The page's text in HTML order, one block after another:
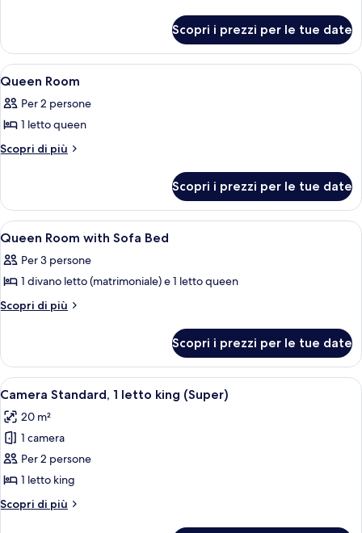
Room
Accessible
Room
Scopri i prezzi per le tue date
Apri
tutte
le
foto
per
Una hall d'hotel moderna con una
1
Queen Room
Per 2 persone
1 letto queen
Scopri di più
Altri
Room
Scopri i prezzi per le tue date
Apri
tutte
le
foto
per
with
Sofa
Bed
Una hall d'hotel moderna con una
1
Queen Room with Sofa Bed
Per 3 persone
1 divano letto (matrimoniale) e 1 letto queen
Scopri di più
Altri
Room
with
Sofa
Scopri i prezzi per le tue date
Apri
tutte
le
foto
per
Camera
Standard,
1
Una camera d'albergo con un letto,
5
Camera Standard, 1 letto king (Super)
20 m²
1 camera
Per 2 persone
1 letto king
Scopri di più
Altri